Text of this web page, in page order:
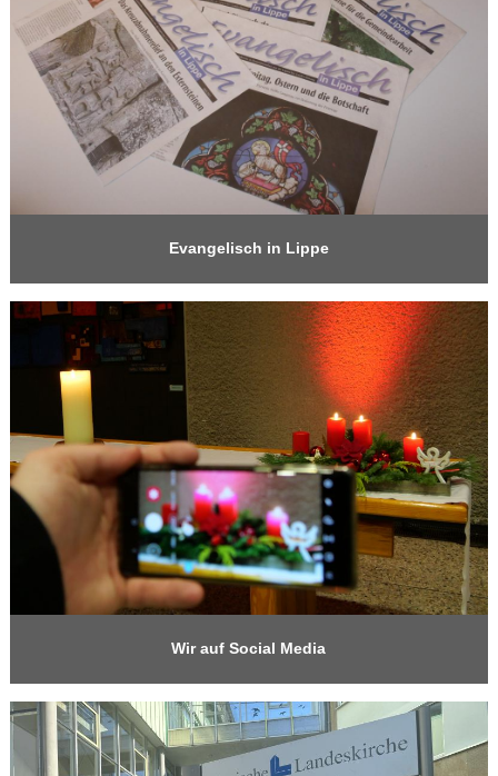
Evangelisch in Lippe
Wir auf Social Media